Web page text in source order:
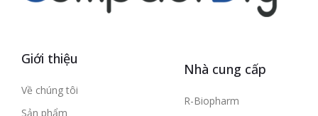
Giới thiệu
Về chúng tôi
Sản phẩm
Nhà cung cấp
R-Biopharm